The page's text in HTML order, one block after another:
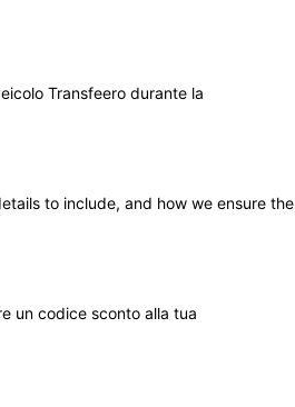
Transfeero durante la
to include, and how we ensure the
un codice sconto alla tua